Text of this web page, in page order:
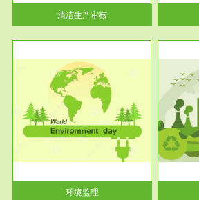
清洁生产审核
营活...
环境监理
服务范围
VOCs在线监测
根据《重点区域大气污染防
治“十二五”规划》有机废气净化
率达...